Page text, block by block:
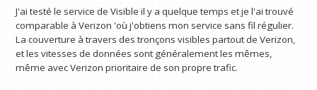
J'ai testé le service de Visible il y a quelque temps et je l'ai trouvé
comparable à Verizon 'où j'obtiens mon service sans fil régulier.
La couverture à travers des tronçons visibles partout de Verizon,
et les vitesses de données sont généralement les mêmes,
même avec Verizon prioritaire de son propre trafic.